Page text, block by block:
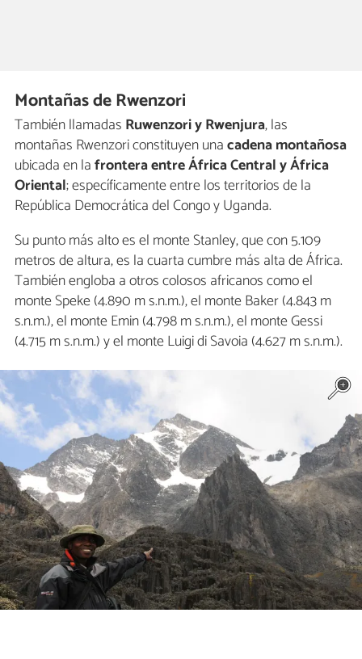
Montañas de Rwenzori
También llamadas Ruwenzori y Rwenjura, las
montañas Rwenzori constituyen unacadena montañosa
ubicada en lafrontera entre África Central y África
Oriental; específicamente entre los territorios de la
República Democrática del Congo y Uganda.
Su punto más alto es el monte Stanley, que con 5.109
metros de altura, es la cuarta cumbre más alta de África.
También engloba a otros colosos africanos como el
monte Speke (4.890 m s.n.m.), el monte Baker (4.843 m
s.n.m.), el monte Emin (4.798 m s.n.m.), el monte Gessi
(4.715 m s.n.m.) y el monte Luigi di Savoia (4.627 m s.n.m.).